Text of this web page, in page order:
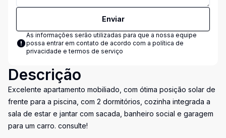
Enviar
As informações serão utilizadas para que a nossa equipe
possa entrar em contato de acordo com a política de
privacidade e termos de serviço
Descrição
Excelente apartamento mobiliado, com ótima posição solar de
frente para a piscina, com 2 dormitórios, cozinha integrada a
sala de estar e jantar com sacada, banheiro social e garagem
para um carro. consulte!